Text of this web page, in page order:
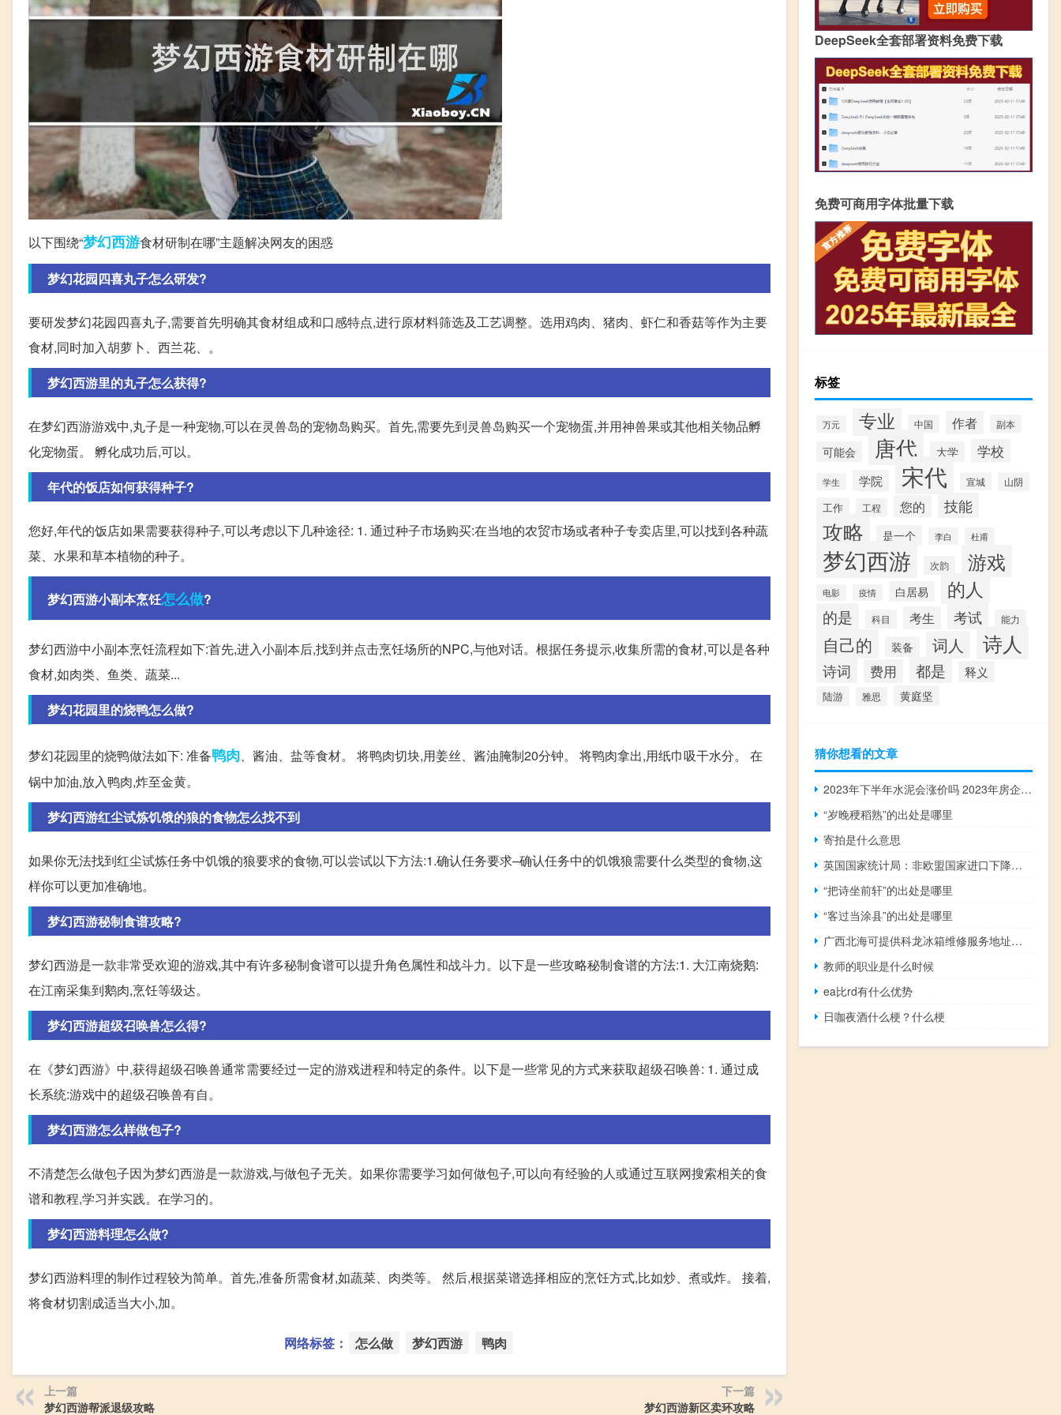
以下围绕“梦幻西游食材研制在哪”主题解决网友的困惑
梦幻花园四喜丸子怎么研发?
要研发梦幻花园四喜丸子,需要首先明确其食材组成和口感特点,进行原材料筛选及工艺调整。选用鸡肉、猪肉、虾仁和香菇等作为主要
食材,同时加入胡萝卜、西兰花、。
梦幻西游里的丸子怎么获得?
在梦幻西游游戏中,丸子是一种宠物,可以在灵兽岛的宠物岛购买。首先,需要先到灵兽岛购买一个宠物蛋,并用神兽果或其他相关物品孵
化宠物蛋。 孵化成功后,可以。
年代的饭店如何获得种子?
您好,年代的饭店如果需要获得种子,可以考虑以下几种途径: 1. 通过种子市场购买:在当地的农贸市场或者种子专卖店里,可以找到各种蔬
菜、水果和草本植物的种子。
梦幻西游小副本烹饪怎么做?
梦幻西游中小副本烹饪流程如下:首先,进入小副本后,找到并点击烹饪场所的NPC,与他对话。根据任务提示,收集所需的食材,可以是各种
食材,如肉类、鱼类、蔬菜...
梦幻花园里的烧鸭怎么做?
梦幻花园里的烧鸭做法如下: 准备鸭肉、酱油、盐等食材。 将鸭肉切块,用姜丝、酱油腌制20分钟。 将鸭肉拿出,用纸巾吸干水分。 在
锅中加油,放入鸭肉,炸至金黄。
梦幻西游红尘试炼饥饿的狼的食物怎么找不到
如果你无法找到红尘试炼任务中饥饿的狼要求的食物,可以尝试以下方法:1.确认任务要求–确认任务中的饥饿狼需要什么类型的食物,这
样你可以更加准确地。
梦幻西游秘制食谱攻略?
梦幻西游是一款非常受欢迎的游戏,其中有许多秘制食谱可以提升角色属性和战斗力。以下是一些攻略秘制食谱的方法:1. 大江南烧鹅:
在江南采集到鹅肉,烹饪等级达。
梦幻西游超级召唤兽怎么得?
在《梦幻西游》中,获得超级召唤兽通常需要经过一定的游戏进程和特定的条件。以下是一些常见的方式来获取超级召唤兽: 1. 通过成
长系统:游戏中的超级召唤兽有自。
梦幻西游怎么样做包子?
不清楚怎么做包子因为梦幻西游是一款游戏,与做包子无关。如果你需要学习如何做包子,可以向有经验的人或通过互联网搜索相关的食
谱和教程,学习并实践。在学习的。
梦幻西游料理怎么做?
梦幻西游料理的制作过程较为简单。首先,准备所需食材,如蔬菜、肉类等。 然后,根据菜谱选择相应的烹饪方式,比如炒、煮或炸。 接着,
将食材切割成适当大小,加。
网络标签： 怎么做 梦幻西游 鸭肉
上一篇
梦幻西游帮派退级攻略
下一篇
梦幻西游新区卖环攻略
DeepSeek全套部署资料免费下载
免费可商用字体批量下载
标签
万元 专业 中国 作者 副本
可能会 唐代 大学 学校
学生 学院 宋代 宣城 山阴
工作 工程 您的 技能
攻略 是一个 李白 杜甫
梦幻西游 次韵 游戏
电影 疫情 白居易 的人
的是 科目 考生 考试 能力
自己的 装备 词人 诗人
诗词 费用 都是 释义
陆游 雅思 黄庭坚
猜你想看的文章
2023年下半年水泥会涨价吗 2023年房企拿地排行榜
“岁晚稉稻熟”的出处是哪里
寄拍是什么意思
英国国家统计局：非欧盟国家进口下降是自2020年4月以来最大的；由于6月份天然气价格下跌导致燃料进口额减少了21亿英镑（39.6%）
“把诗坐前轩”的出处是哪里
“客过当涂县”的出处是哪里
广西北海可提供科龙冰箱维修服务地址在哪
教师的职业是什么时候
ea比rd有什么优势
日咖夜酒什么梗？什么梗